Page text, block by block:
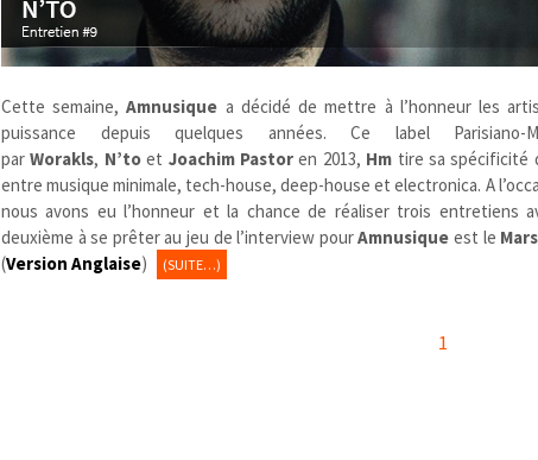
Cette semaine, Amnusique a décidé de mettre à l’honneur les
puissance depuis quelques années. Ce label Parisiano-
parWorakls, N’toet Joachim Pastoren 2013, Hm tire sa spécificité
entre musique minimale, tech-house, deep-house et electronica. A
nous avons eu l’honneur et la chance de réaliser trois entretiens
deuxième à se prêter au jeu de l’interview pourAmnusique est le
(Version Anglaise) (SUITE…)
1